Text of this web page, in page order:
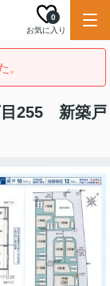
お気に入り
0
。
255 新築戸